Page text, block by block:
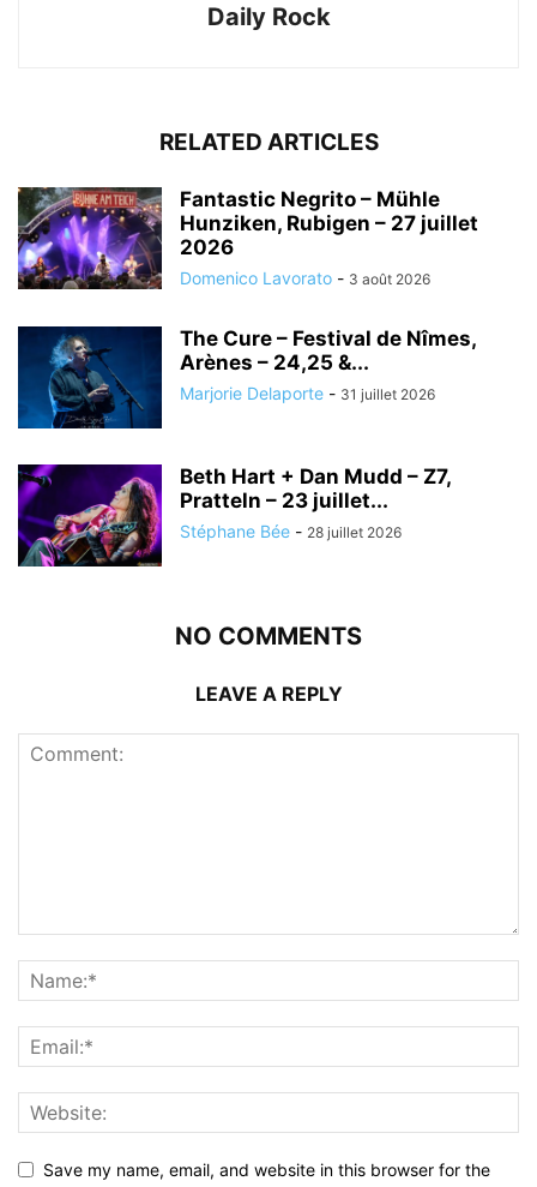
Daily Rock
RELATED ARTICLES
Fantastic Negrito – Mühle
Hunziken, Rubigen – 27 juillet
2026
Domenico Lavorato - 3 août 2026
The Cure – Festival de Nîmes,
Arènes – 24,25 &...
Marjorie Delaporte - 31 juillet 2026
Beth Hart + Dan Mudd – Z7,
Pratteln – 23 juillet...
Stéphane Bée - 28 juillet 2026
NO COMMENTS
LEAVE A REPLY
Save my name, email, and website in this browser for the